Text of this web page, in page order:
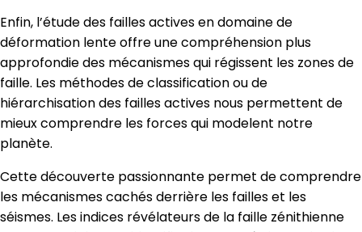
Enfin, l’étude des failles actives en domaine de
déformation lente offre une compréhension plus
approfondie des mécanismes qui régissent les zones de
faille. Les méthodes de classification ou de
hiérarchisation des failles actives nous permettent de
mieux comprendre les forces qui modelent notre
planète.
Cette découverte passionnante permet de comprendre
les mécanismes cachés derrière les failles et les
séismes. Les indices révélateurs de la faille zénithienne